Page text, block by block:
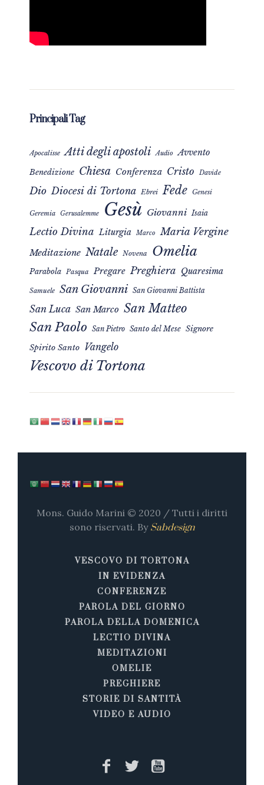
Principali Tag
Apocalisse Atti degli apostoli Audio Avvento
Benedizione Chiesa Conferenza Cristo Davide
Dio Diocesi di Tortona Ebrei Fede Genesi
Geremia Gerusalemme Gesù Giovanni Isaia
Lectio Divina Liturgia Marco Maria Vergine
Meditazione Natale Novena Omelia
Parabola Pasqua Pregare Preghiera Quaresima
Samuele San Giovanni San Giovanni Battista
San Luca San Marco San Matteo
San Paolo San Pietro Santo del Mese Signore
Spirito Santo Vangelo
Vescovo di Tortona
Mons. Guido Marini © 2020 / Tutti i diritti
sono riservati. By Sabdesign
VESCOVO DI TORTONA
IN EVIDENZA
CONFERENZE
PAROLA DEL GIORNO
PAROLA DELLA DOMENICA
LECTIO DIVINA
MEDITAZIONI
OMELIE
PREGHIERE
STORIE DI SANTITÀ
VIDEO E AUDIO